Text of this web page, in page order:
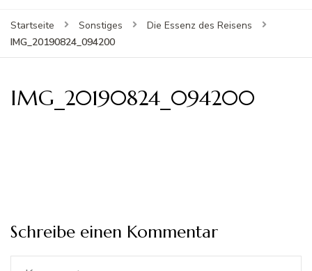
Startseite Sonstiges
Die Essenz des Reisens
IMG_20190824_094200
IMG_20190824_094200
Schreibe einen Kommentar